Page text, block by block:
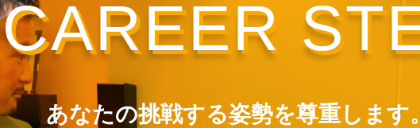
CAREER
あなたの挑戦する姿勢を尊重します。